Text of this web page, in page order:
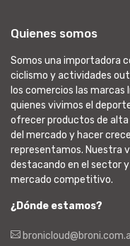
Quienes somos
Somos una importadora
ciclismo y actividades
los comercios las marcas
quienes vivimos el
ofrecer productos de
del mercado y hacer
representamos. Nuestra
destacando en el sector
mercado competitivo.
¿Dónde estamos?